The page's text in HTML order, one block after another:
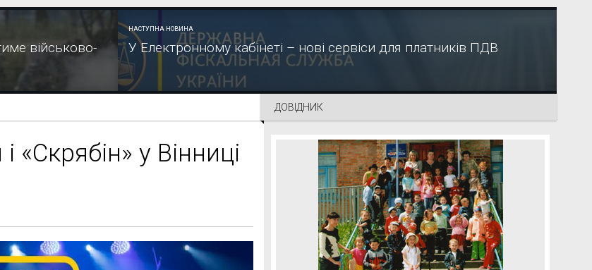
військово-
НАСТУПНА НОВИНА
У Електронному кабінеті – нові сервіси для платників ПДВ
«Скрябін» у Вінниці
ДОВІДНИК